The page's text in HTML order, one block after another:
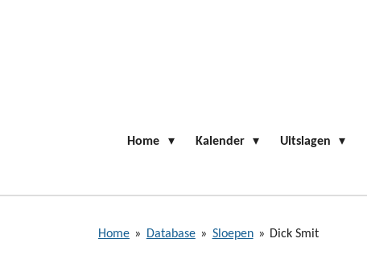
Home Kalender Uitslagen
Home » Database » Sloepen » Dick Smit